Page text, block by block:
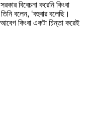
বিবেচনা করেনি কিংবা
বলেন, ‘বহুবার বলেছি।
কিংবা একটা চিন্তা করেই